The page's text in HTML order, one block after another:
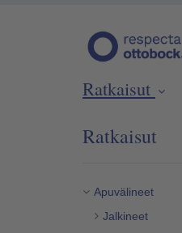
Ratkaisut
Ratkaisut
Apuvälineet
Jalkineet